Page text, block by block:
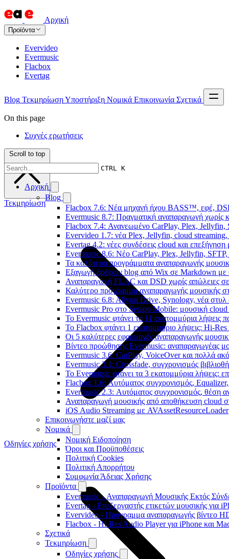
Αρχική
Προϊόντα
Evervideo
Evermusic
Flacbox
Evertag
Blog ΤεκμηρίωσηΥποστήριξη Νομικά Επικοινωνία Σχετικά
CTRL K
Αρχική
Blog
Flacbox 7.6: Νέα μηχανή ήχου BASS™, εφέ, DSP
Evermusic 8.7: Πραγματική αναπαραγωγή χωρίς
Flacbox 7.4: Ανανεωμένο CarPlay, Plex, Jellyfin,
Evervideo 1.7: νέα Plex, Jellyfin, cloud streaming,
Evertag 4.2: νέες συνδέσεις cloud και
Evermusic 8.6: Νέο CarPlay, Plex, Jellyfin, SFTP,
Τα καλύτερα προγράμματα αναπαραγωγής
Εξαγωγή άρθρων blog από Wix σε Markdown
Αναπαραγωγή FLAC και DSD χωρίς απώλειες
Καλύτερο πρόγραμμα αναπαραγωγής μουσικής
Evermusic 6.8: Aliyun Drive, Synology, νέα στυλ
Evermusic Pro στο Setapp Mobile: μουσική cloud
Το Evermusic φτάνει τα 11 εκατομμύρια λήψεις
Το Flacbox φτάνει 1 εκατομμύριο λήψεις: Hi-Res
Οι 5 καλύτερες εφαρμογές αναπαραγωγής
Βίντεο προώθησης Evermusic: αναπαραγωγέας
Evermusic 3.6: CarPlay, VoiceOver και πολλά
Evermusic 3.1: Crossfade, συγχρονισμός
Το Evermusic φτάνει τα 3 εκατομμύρια λήψεις:
Flacbox 1.6: Αυτόματος συγχρονισμός,
Evermusic 2.3: Αυτόματος συγχρονισμός, θέση
Αναπαραγωγή μουσικής από αποθήκευση cloud
iOS Audio Streaming με AVAssetResourceLoader
Επικοινωνήστε μαζί μας
Νομικά
Νομική Ειδοποίηση
Όροι και Προϋποθέσεις
Πολιτική Cookies
Πολιτική Απορρήτου
Συμφωνία Άδειας Χρήσης
Προϊόντα
Evermusic - Αναπαραγωγή Μουσικής Εκτός
Evertag - Επεξεργαστής ετικετών μουσικής για
Evervideo - Πρόγραμμα αναπαραγωγής βίντεο
Flacbox - Hi-Res Audio Player για iPhone και
Σχετικά
Τεκμηρίωση
Οδηγίες χρήσης
On this page
Συχνές ερωτήσεις
Scroll to top
Τεκμηρίωση
Οδηγίες χρήσης